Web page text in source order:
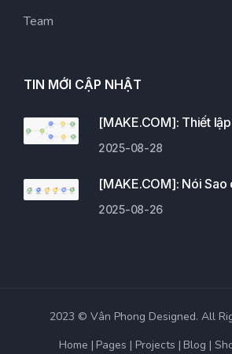
Team
TIN MỚI CẬP NHẬT
[MAKE.COM]: Thiết
2025-08-28
[MAKE.COM]: Nói Sao
2025-08-26
2023 © Vân Phong Designed. All
Home
Pages Projects Blog